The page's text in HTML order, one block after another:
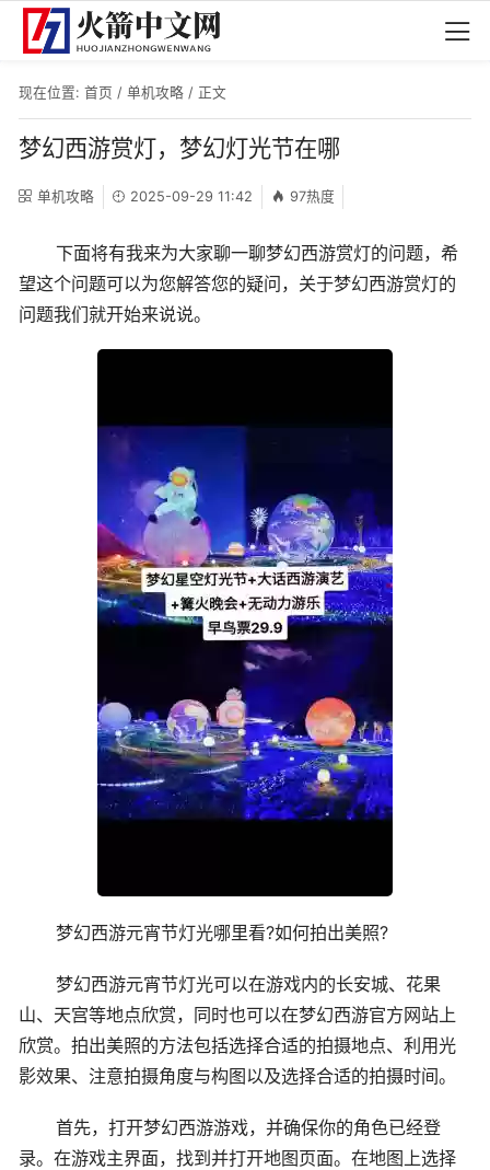
现在位置: 首页 / 单机攻略 / 正文
梦幻西游赏灯，梦幻灯光节在哪
单机攻略 2025-09-29 11:42 97热度
下面将有我来为大家聊一聊梦幻西游赏灯的问题，希
望这个问题可以为您解答您的疑问，关于梦幻西游赏灯的
问题我们就开始来说说。
梦幻西游元宵节灯光哪里看?如何拍出美照?
梦幻西游元宵节灯光可以在游戏内的长安城、花果
山、天宫等地点欣赏，同时也可以在梦幻西游官方网站上
欣赏。拍出美照的方法包括选择合适的拍摄地点、利用光
影效果、注意拍摄角度与构图以及选择合适的拍摄时间。
首先，打开梦幻西游游戏，并确保你的角色已经登
录。在游戏主界面，找到并打开地图页面。在地图上选择